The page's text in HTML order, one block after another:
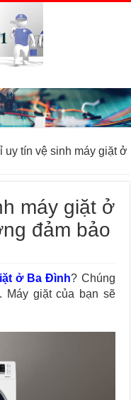
uy tín vệ sinh máy giặt ở
máy giặt ở
đảm bảo
ở Ba Đình? Chúng
Máy giặt của bạn sẽ